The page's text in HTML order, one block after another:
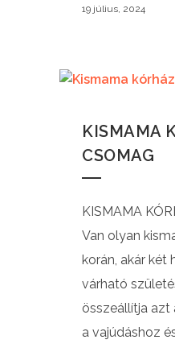
19 július, 2024
KISMAMA
CSOMAG
KISMAMA
Van olyan
korán, akár két
várható
összeállítja
a vajúdáshoz